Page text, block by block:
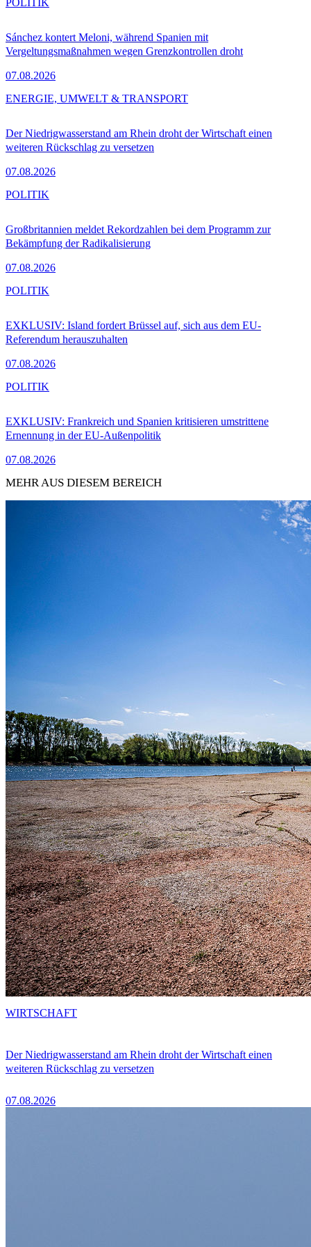
Sánchez kontert Meloni, während Spanien mit
Vergeltungsmaßnahmen wegen Grenzkontrollen droht
07.08.2026
POLITIK
Der Niedrigwasserstand am Rhein droht der Wirtschaft einen
weiteren Rückschlag zu versetzen
07.08.2026
ENERGIE, UMWELT & TRANSPORT
Großbritannien meldet Rekordzahlen bei dem Programm zur
Bekämpfung der Radikalisierung
07.08.2026
POLITIK
EXKLUSIV: Island fordert Brüssel auf, sich aus dem EU-
Referendum herauszuhalten
07.08.2026
POLITIK
EXKLUSIV: Frankreich und Spanien kritisieren umstrittene
Ernennung in der EU-Außenpolitik
07.08.2026
POLITIK
MEHR AUS DIESEM BEREICH
Der Niedrigwasserstand am Rhein droht der Wirtschaft einen
weiteren Rückschlag zu versetzen
07.08.2026
WIRTSCHAFT